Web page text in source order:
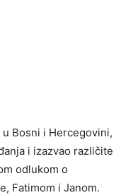
Bosni i Hercegovini,
i izazvao različite
odlukom o
Fatimom i Janom.